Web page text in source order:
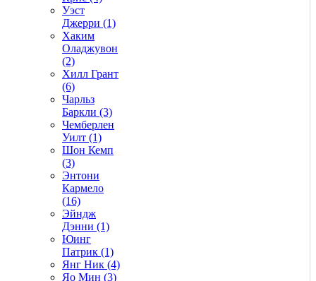
Уэст
Джерри (1)
Хаким
Оладжувон
(2)
Хилл Грант
(6)
Чарльз
Баркли (3)
Чемберлен
Уилт (1)
Шон Кемп
(3)
Энтони
Кармело
(16)
Эйндж
Дэнни (1)
Юинг
Патрик (1)
Янг Ник (4)
Яо Мин (3)